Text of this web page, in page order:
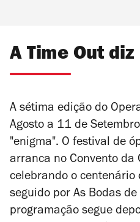
A Time Out diz
A sétima edição do
Agosto a 11 de
"enigma". O festival de
arranca no Convento da
celebrando o centenário
seguido por As Bodas
programação segue